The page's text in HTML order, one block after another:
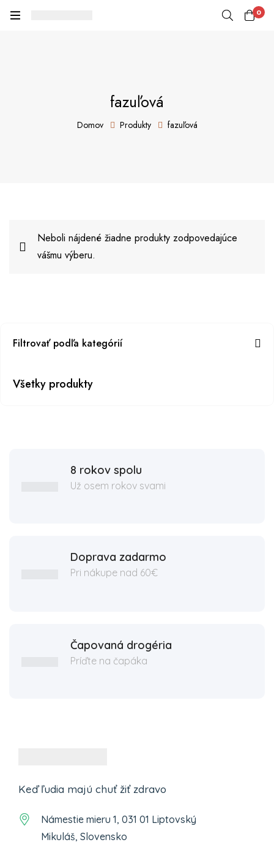
0
fazuľová
Domov Produkty fazuľová
Filtrovať podľa kategórií
Všetky produkty
Neboli nájdené žiadne produkty zodpovedajúce
vášmu výberu.
8 rokov spolu
Už osem rokov svami
Doprava zadarmo
Pri nákupe nad 60€
Čapovaná drogéria
Príďte na čapáka
Keď ľudia majú chuť žiť zdravo
Námestie mieru 1, 031 01 Liptovský
Mikuláš, Slovensko